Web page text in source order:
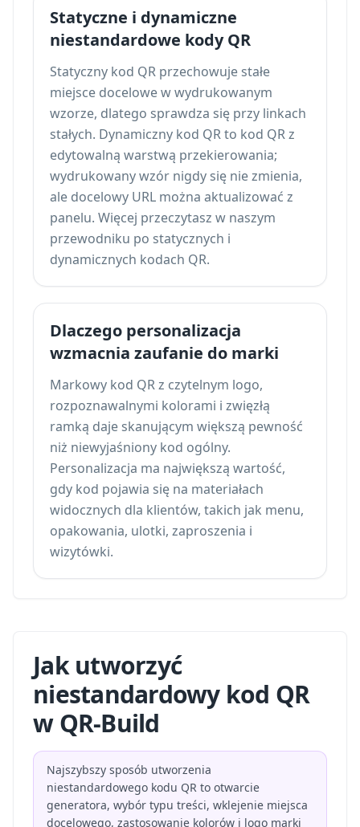
Statyczne i dynamiczne
niestandardowe kody QR
Statyczny kod QR przechowuje stałe
miejsce docelowe w wydrukowanym
wzorze, dlatego sprawdza się przy linkach
stałych. Dynamiczny kod QR to kod QR z
edytowalną warstwą przekierowania;
wydrukowany wzór nigdy się nie zmienia,
ale docelowy URL można aktualizować z
panelu. Więcej przeczytasz w naszym
przewodniku po statycznych i
dynamicznych kodach QR.
Dlaczego personalizacja
wzmacnia zaufanie do marki
Markowy kod QR z czytelnym logo,
rozpoznawalnymi kolorami i zwięzłą
ramką daje skanującym większą pewność
niż niewyjaśniony kod ogólny.
Personalizacja ma największą wartość,
gdy kod pojawia się na materiałach
widocznych dla klientów, takich jak menu,
opakowania, ulotki, zaproszenia i
wizytówki.
Jak utworzyć
niestandardowy kod QR
w QR-Build
Najszybszy sposób utworzenia
niestandardowego kodu QR to otwarcie
generatora, wybór typu treści, wklejenie miejsca
docelowego, zastosowanie kolorów i logo marki